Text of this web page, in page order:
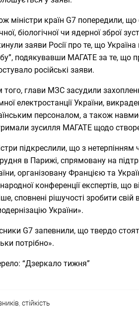
міністри країн G7 попередили,
біологічної чи ядерної зброї
заяви Росії про те, що
подякувавши МАГАТЕ за те, що
російські заяви.
того, глави МЗС засудили
електростанції України,
персоналом, а також
зусилля МАГАТЕ щодо
підкреслили, що з
в Парижі, спрямовану на
організовану Францією та
конференції експертів, що
сповнені рішучості зробити
України».
G7 запевнили, що твердо
потрібно».
“Дзеркало тижня”
, стійкість